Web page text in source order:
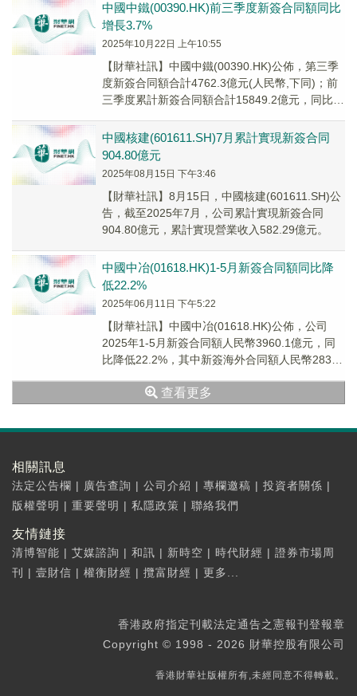
中國中鐵(00390.HK)前三季度新簽合同額同比
增長3.7%
2025年10月22日 上午10:55
【財華社訊】中國中鐵(00390.HK)公佈，第三季
度新簽合同額合計4762.3億元(人民幣,下同)；前
三季度累計新簽合同額合計15849.2億元，同比增
中國核建(601611.SH)7月累計實現新簽合同
904.80億元
2025年08月15日 下午3:46
【財華社訊】8月15日，中國核建(601611.SH)公
告，截至2025年7月，公司累計實現新簽合同
904.80億元，累計實現營業收入582.29億元。
中國中冶(01618.HK)1-5月新簽合同額同比降
低22.2%
2025年06月11日 下午5:22
【財華社訊】中國中冶(01618.HK)公佈，公司
2025年1-5月新簽合同額人民幣3960.1億元，同
比降低22.2%，其中新簽海外合同額人民幣283.0
查看更多
相關訊息
法定公告欄 | 廣告查詢 | 公司介紹 | 專欄邀稿 | 投資者關係 |
版權聲明 | 重要聲明 | 私隱政策 | 聯絡我們
友情鏈接
清博智能 | 艾媒諮詢 | 和訊 | 新時空 | 時代財經 | 證券市場周
刊
| 壹財信 | 權衡財經 | 攬富財經 | 更多...
香港政府指定刊載法定通告之憲報刊登報章
Copyright © 1998 - 2026 財華控股有限公司
香港財華社版權所有,未經同意不得轉載。